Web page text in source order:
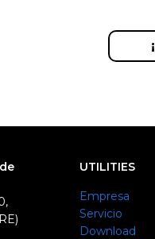
UTILITIES
Empresa
Servicio
Download